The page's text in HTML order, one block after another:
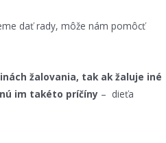
dať rady, môže nám pomôcť
žalovania, tak ak žaluje iné
im takéto príčíny – dieťa